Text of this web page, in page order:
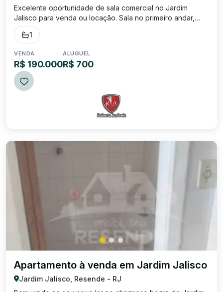
Excelente oportunidade de sala comercial no Jardim
Jalisco para venda ou locação. Sala no primeiro andar,
banheiro privativo e o condomínio inclui secretária,
recepcionista, marcação de consulta, água e luz da área
1
VENDA
R$ 190.000
ALUGUEL
R$ 700
Apartamento à venda em Jardim Jalisco
Jardim Jalisco, Resende - RJ